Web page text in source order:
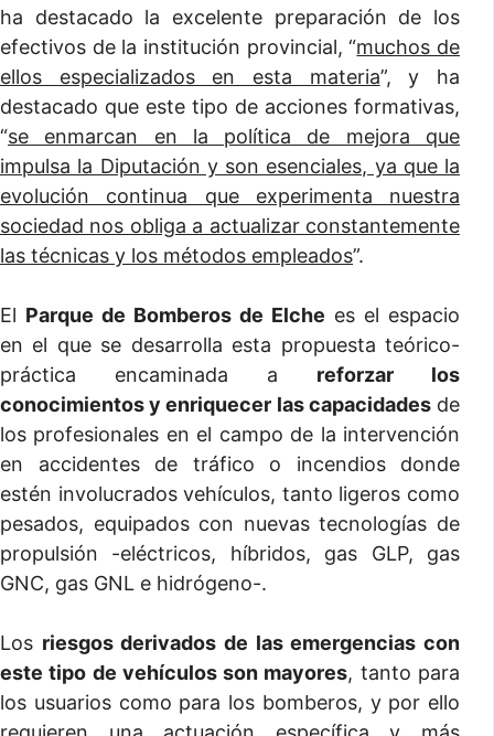
ha destacado la excelente preparación de los
efectivos de la institución provincial, “muchos de
ellos especializados en esta materia”, y ha
destacado que este tipo de acciones formativas,
“se enmarcan en la política de mejora que
impulsa la Diputación y son esenciales, ya que la
evolución continua que experimenta nuestra
sociedad nos obliga a actualizar constantemente
las técnicas y los métodos empleados”.
El Parque de Bomberos de Elche es el espacio
en el que se desarrolla esta propuesta teórico-
práctica encaminada a reforzar los
conocimientos y enriquecer las capacidadesde
los profesionales en el campo de la intervención
en accidentes de tráfico o incendios donde
estén involucrados vehículos, tanto ligeros como
pesados, equipados con nuevas tecnologías de
propulsión -eléctricos, híbridos, gas GLP, gas
GNC, gas GNL e hidrógeno-.
Los riesgos derivados de las emergencias con
este tipo de vehículos son mayores, tanto para
los usuarios como para los bomberos, y por ello